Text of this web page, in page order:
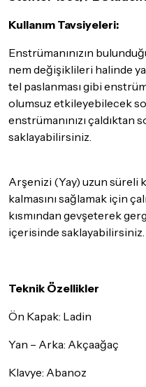
geçerek bilgi veriniz.
İade ve değişim koşulları,
gösterebilir. Lütfen satın
iade/değişim şartlarını
Detaylar içintıklayınız
Kullanım Tavsiyeleri:
Enstrümanınızın
nem değişiklileri halinde
tel paslanması gibi
olumsuz etkileyebilecek
enstrümanınızı çaldıktan
saklayabilirsiniz.
Arşenizi (Yay) uzun süreli
kalmasını sağlamak için
kısmından gevşeterek
içerisinde saklayabilirsiniz.
Teknik Özellikler
Ön Kapak: Ladin
Yan – Arka: Akçaağaç
Klavye: Abanoz